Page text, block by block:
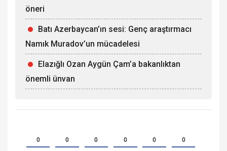
öneri
Batı Azerbaycan’ın sesi: Genç araştırmacı
Namık Muradov’un mücadelesi
Elazığlı Ozan Aygün Çam’a bakanlıktan
önemli ünvan
0 0 0 0 0 0